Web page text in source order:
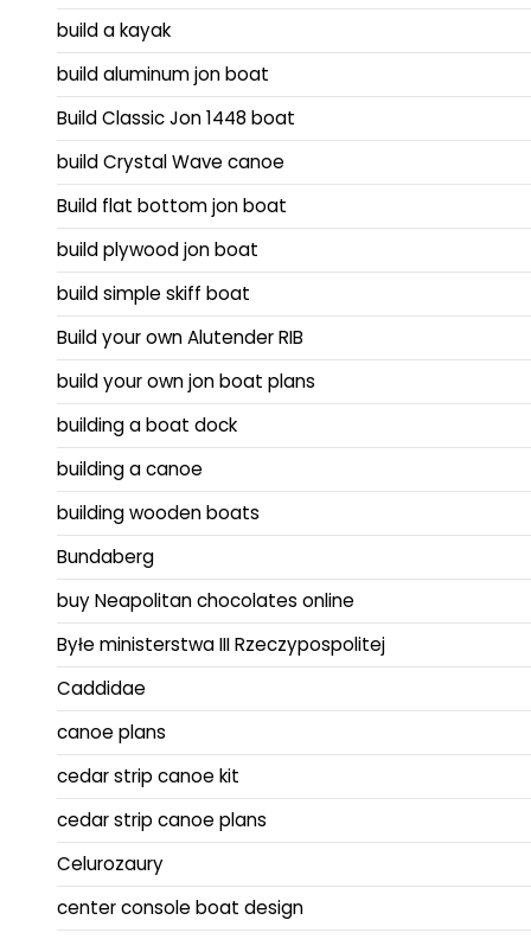
build a kayak
build aluminum jon boat
Build Classic Jon 1448 boat
build Crystal Wave canoe
Build flat bottom jon boat
build plywood jon boat
build simple skiff boat
Build your own Alutender RIB
build your own jon boat plans
building a boat dock
building a canoe
building wooden boats
Bundaberg
buy Neapolitan chocolates online
Byłe ministerstwa III Rzeczypospolitej
Caddidae
canoe plans
cedar strip canoe kit
cedar strip canoe plans
Celurozaury
center console boat design